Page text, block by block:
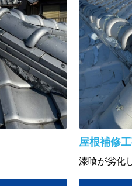
屋根補修
漆喰が劣化